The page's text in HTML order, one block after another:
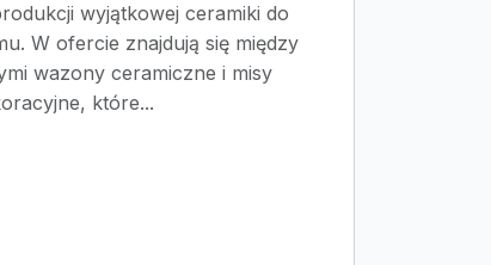
wyjątkowej ceramiki do
W ofercie znajdują się między
wazony ceramiczne i misy
które...